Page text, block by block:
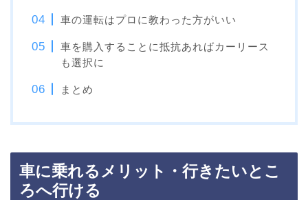
車の運転はプロに教わった方がいい
車を購入することに抵抗あればカーリース
も選択に
まとめ
車に乗れるメリット・行きたいとこ
ろへ行ける